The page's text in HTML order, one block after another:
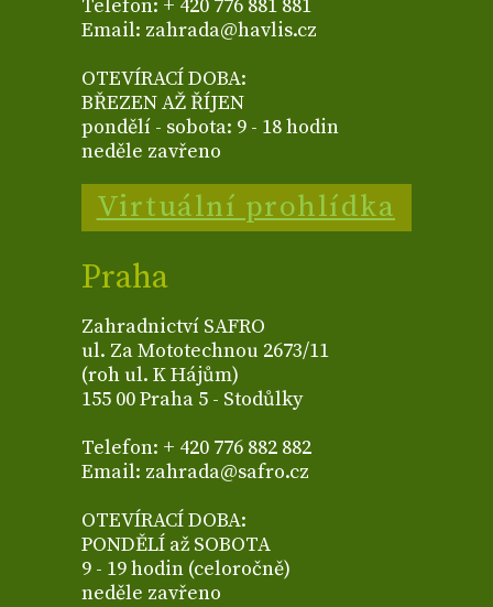
Telefon: + 420 776 881 881
Email: zahrada@havlis.cz
OTEVÍRACÍ DOBA:
BŘEZEN AŽ ŘÍJEN
pondělí - sobota: 9 - 18 hodin
neděle zavřeno
Virtuální prohlídka
Praha
Zahradnictví SAFRO
ul. Za Mototechnou 2673/11
(roh ul. K Hájům)
155 00 Praha 5 - Stodůlky
Telefon: + 420 776 882 882
Email: zahrada@safro.cz
OTEVÍRACÍ DOBA:
PONDĚLÍ až SOBOTA
9 - 19 hodin (celoročně)
neděle zavřeno